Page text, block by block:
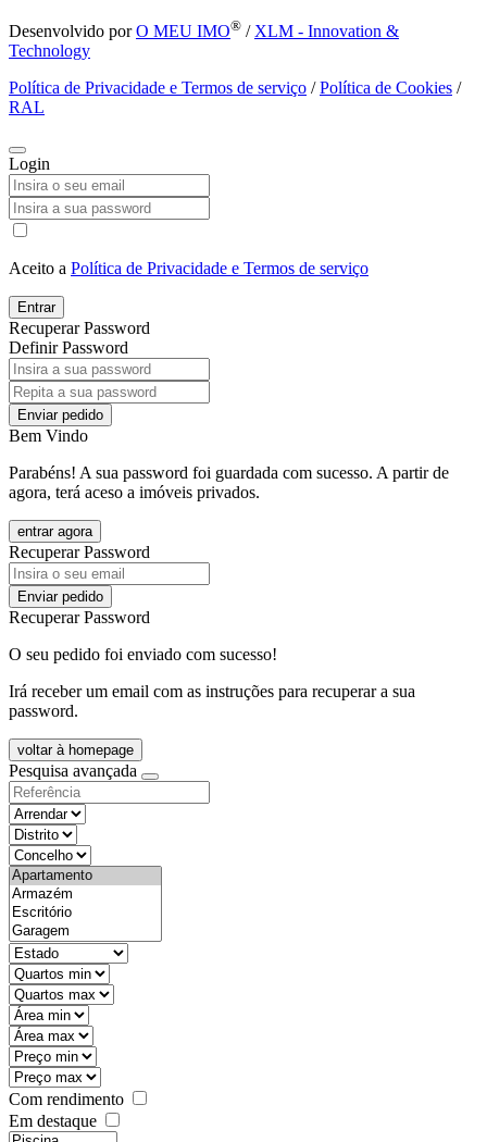
Desenvolvido porO MEU IMO® / XLM - Innovation &
Technology
Política de Privacidade e Termos de serviço /Política de Cookies /
RAL
Login
Aceito a Política de Privacidade e Termos de serviço
Entrar
Recuperar Password
Definir Password
Enviar pedido
Bem Vindo
Parabéns! A sua password foi guardada com sucesso. A partir de
agora, terá aceso a imóveis privados.
entrar agora
Recuperar Password
Enviar pedido
Recuperar Password
O seu pedido foi enviado com sucesso!
Irá receber um email com as instruções para recuperar a sua
password.
voltar à homepage
Pesquisa avançada
objective
districtId
countyId
types
state
mintypo
maxtypo
minarea
maxarea
minprice
maxprice
Com rendimento
Em destaque